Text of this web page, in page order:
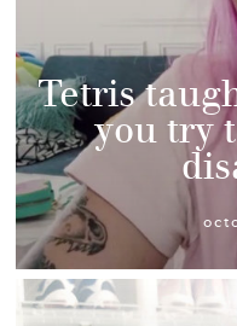
Tetris
you try